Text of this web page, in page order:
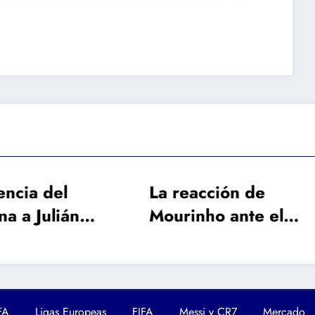
de
ante el
de Rodri
Tironeo entre
Liverpool por una
Luis Enrique